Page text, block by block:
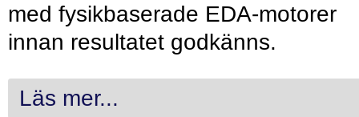
med fysikbaserade EDA-motorer
innan resultatet godkänns.
Läs mer...